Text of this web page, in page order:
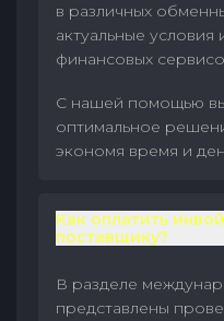
в различных
актуальные условия
финансовых
С нашей помощью
оптимальное
экономя время и
Как оплатить
поставщику?
В разделе
представлены